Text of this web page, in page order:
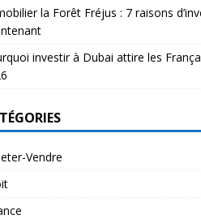
la Forêt Fréjus : 7 raisons
investir à Dubai attire les
Vendre